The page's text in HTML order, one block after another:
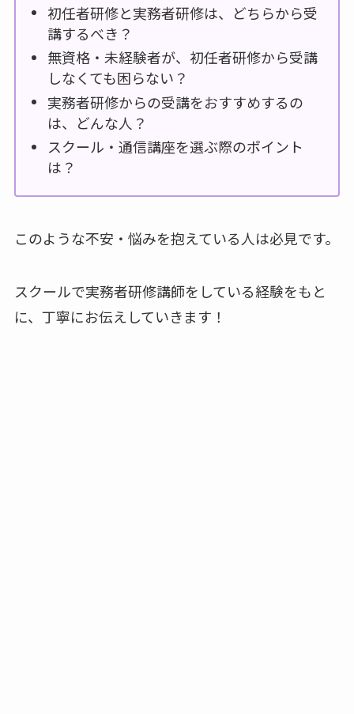
初任者研修と実務者研修は、どちらから受
講するべき？
無資格・未経験者が、初任者研修から受講
しなくても困らない？
実務者研修からの受講をおすすめするの
は、どんな人？
スクール・通信講座を選ぶ際のポイント
は？
このような不安・悩みを抱えている人は必見です。
スクールで実務者研修講師をしている経験をもと
に、丁寧にお伝えしていきます！